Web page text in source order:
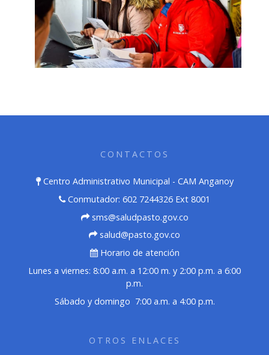
CONTACTOS
Centro Administrativo Municipal - CAM Anganoy
Conmutador: 602 7244326 Ext 8001
sms@saludpasto.gov.co
salud@pasto.gov.co
Horario de atención
Lunes a viernes: 8:00 a.m. a 12:00 m. y 2:00 p.m. a 6:00
p.m.
Sábado y domingo 7:00 a.m. a 4:00 p.m.
OTROS ENLACES